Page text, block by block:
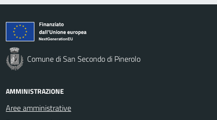
Comune di San Secondo di Pinerolo
AMMINISTRAZIONE
Aree amministrative